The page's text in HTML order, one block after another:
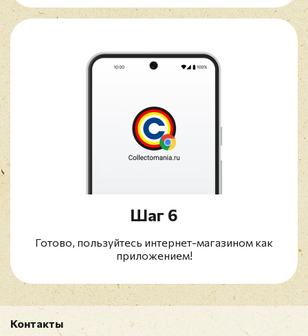
Шаг 6
Готово, пользуйтесь интернет-магазином как
приложением!
Контакты